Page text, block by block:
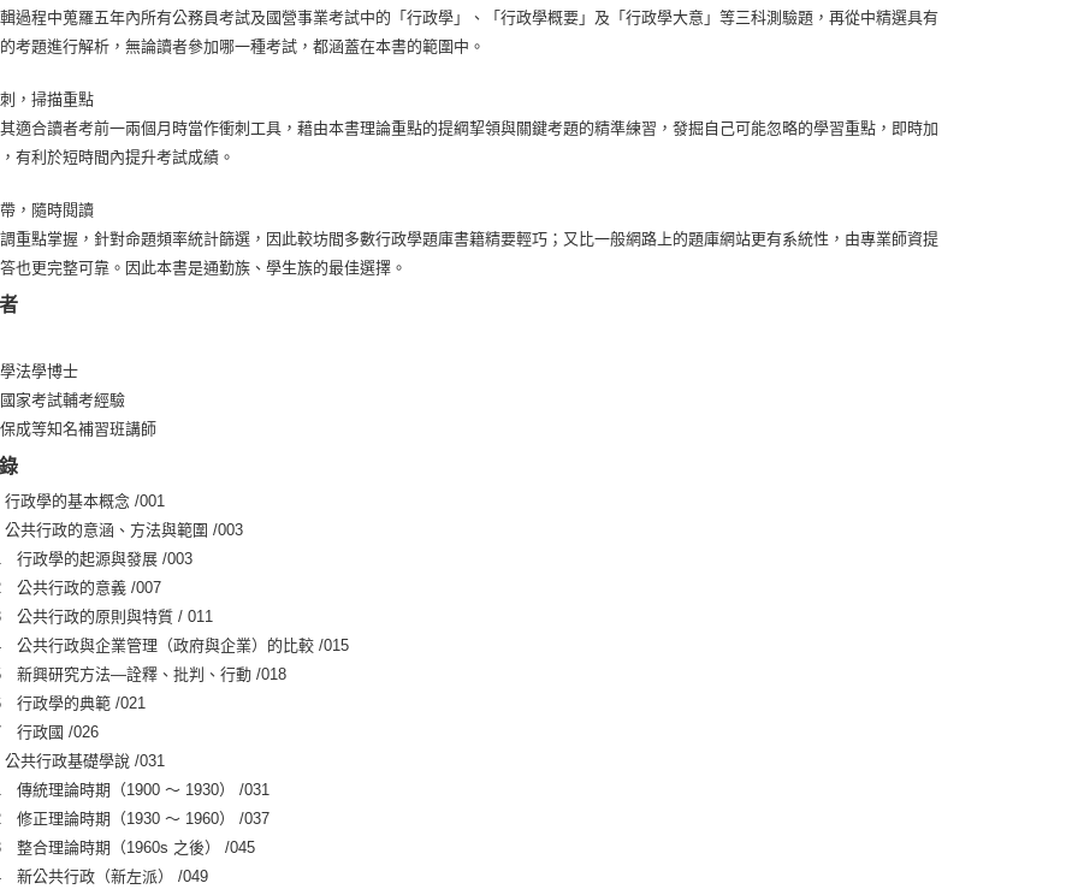
過程中蒐羅五年內所有公務員考試及國營事業考試中的「行政學」、「行政學概要」及「行政學大意」等三科測驗題，再從中精選具有
考題進行解析，無論讀者參加哪一種考試，都涵蓋在本書的範圍中。
，掃描重點
適合讀者考前一兩個月時當作衝刺工具，藉由本書理論重點的提綱挈領與關鍵考題的精準練習，發掘自己可能忽略的學習重點，即時加
有利於短時間內提升考試成績。
，隨時閱讀
重點掌握，針對命題頻率統計篩選，因此較坊間多數行政學題庫書籍精要輕巧；又比一般網路上的題庫網站更有系統性，由專業師資提
也更完整可靠。因此本書是通勤族、學生族的最佳選擇。
法學博士
家考試輔考經驗
成等知名補習班講師
行政學的基本概念 /001
公共行政的意涵、方法與範圍 /003
行政學的起源與發展 /003
公共行政的意義 /007
公共行政的原則與特質 / 011
公共行政與企業管理（政府與企業）的比較 /015
新興研究方法―詮釋、批判、行動 /018
行政學的典範 /021
行政國 /026
公共行政基礎學說 /031
傳統理論時期（1900 ～ 1930） /031
修正理論時期（1930 ～ 1960） /037
整合理論時期（1960s 之後） /045
新公共行政（新左派） /049